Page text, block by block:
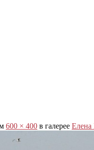
600 × 400 в галерее Елена